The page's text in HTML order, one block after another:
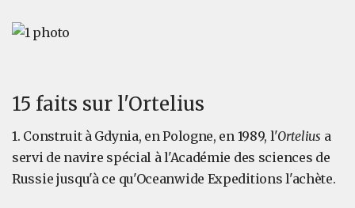
15 faits sur l'Ortelius
1. Construit à Gdynia, en Pologne, en 1989, l'Ortelius a
servi de navire spécial à l'Académie des sciences de
Russie jusqu'à ce qu'Oceanwide Expeditions l'achète.